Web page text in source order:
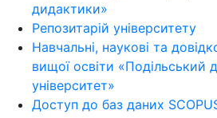
дидактики»
Репозитарій університету
Навчальні, наукові та
вищої освіти «Подільський
університет»
Доступ до баз даних